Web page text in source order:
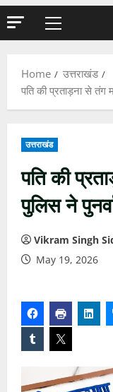
Primary
Home
उत्तराखंड
पति की प्रताड़ना से तंग
उत्तराखंड
पति की
पुलिस ने
Vikram Singh
May 19, 2026